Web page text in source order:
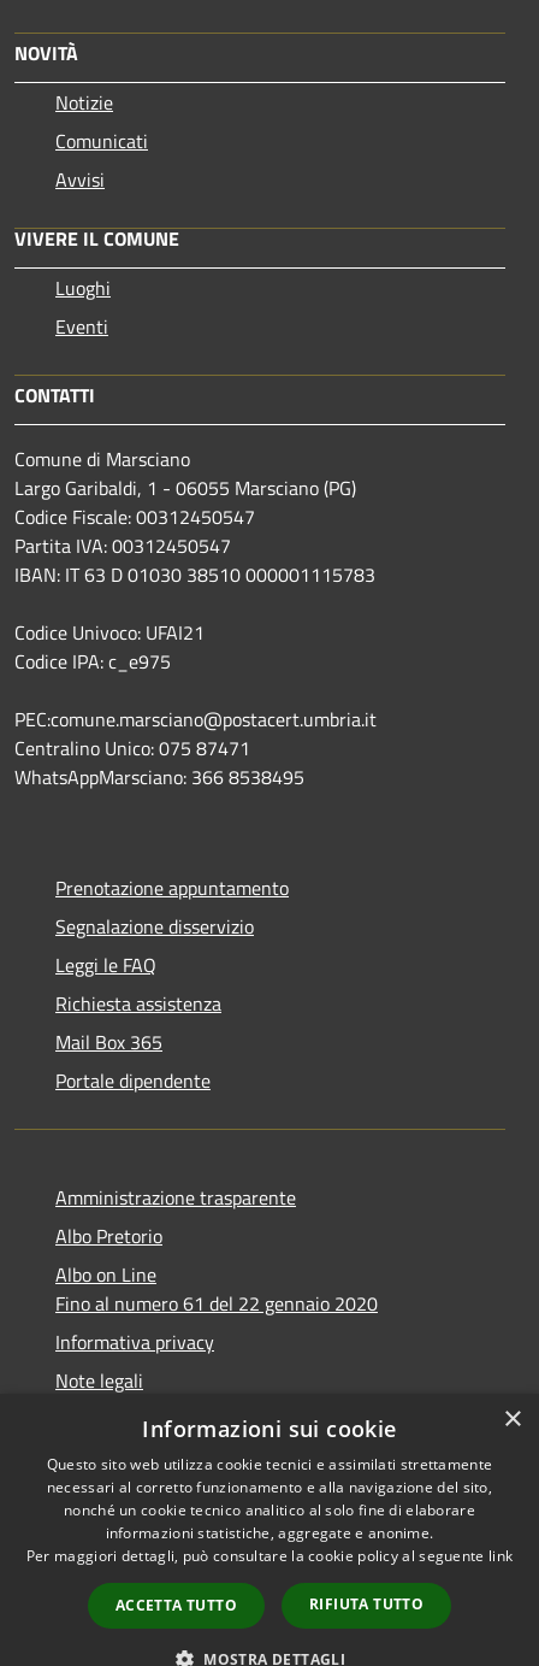
NOVITÀ
Notizie
Comunicati
Avvisi
VIVERE IL COMUNE
Luoghi
Eventi
CONTATTI
Comune di Marsciano
Largo Garibaldi, 1 - 06055 Marsciano (PG)
Codice Fiscale: 00312450547
Partita IVA: 00312450547
IBAN: IT 63 D 01030 38510 000001115783
Codice Univoco: UFAI21
Codice IPA: c_e975
PEC:comune.marsciano@postacert.umbria.it
Centralino Unico: 075 87471
WhatsAppMarsciano: 366 8538495
Prenotazione appuntamento
Segnalazione disservizio
Leggi le FAQ
Richiesta assistenza
Mail Box 365
Portale dipendente
Amministrazione trasparente
Albo Pretorio
Albo on Line
Fino al numero 61 del 22 gennaio 2020
Informativa privacy
Note legali
Dichiarazione di accessibilità
Accessibilità
Copyright © 2026 • Comune di
Marsciano • Powered by
Municipium•
Accesso
redazione
×
Informazioni sui cookie
Questo sito web utilizza cookie tecnici e assimilati strettamente
necessari al corretto funzionamento e alla navigazione del sito,
nonché un cookie tecnico analitico al solo fine di elaborare
informazioni statistiche, aggregate e anonime.
Per maggiori dettagli, può consultare la cookie policy al seguente link
ACCETTA TUTTO RIFIUTA TUTTO
MOSTRA DETTAGLI